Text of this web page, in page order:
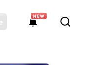
NEW